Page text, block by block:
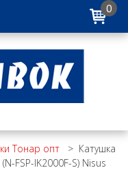
0
Тонар опт > Катушка
FSP-IK2000F-S) Nisus